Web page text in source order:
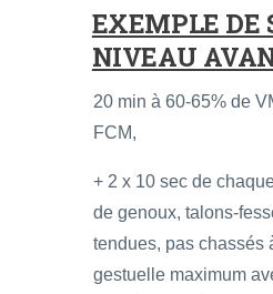
EXEMPLE DE
NIVEAU
20 min à 60-65% de
FCM,
+ 2 x 10 sec de
de genoux, talons-
tendues, pas chassés
gestuelle maximum